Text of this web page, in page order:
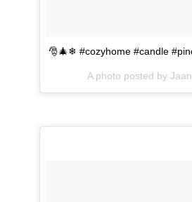
🎅🎄❄ #cozyhome #candle
A photo posted by